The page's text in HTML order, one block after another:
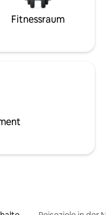
Fitnessraum